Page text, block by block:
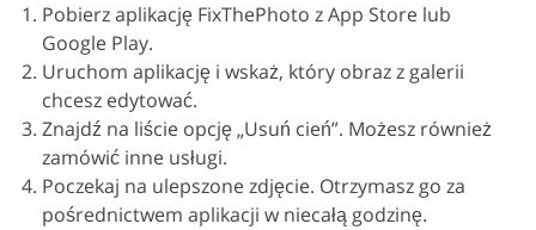
Pobierz aplikację FixThePhoto z App Store lub
Google Play.
Uruchom aplikację i wskaż, który obraz z galerii
chcesz edytować.
Znajdź na liście opcję „Usuń cień”. Możesz również
zamówić inne usługi.
Poczekaj na ulepszone zdjęcie. Otrzymasz go za
pośrednictwem aplikacji w niecałą godzinę.